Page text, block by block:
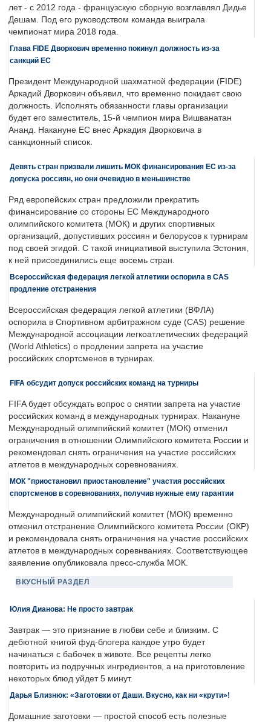
лет - с 2012 года - французскую сборную возглавлял Дидье
Дешам. Под его руководством команда выиграла
чемпионат мира 2018 года.
Глава FIDE Дворкович временно покинул должность из-за
санкций ЕС
Президент Международной шахматной федерации (FIDE)
Аркадий Дворкович объявил, что временно покидает свою
должность. Исполнять обязанности главы организации
будет его заместитель, 15-й чемпион мира Вишванатан
Ананд. Накануне ЕС внес Аркадия Дворковича в
санкционный список.
Девять стран призвали лишить МОК финансирования ЕС из-за
допуска россиян, но они очевидно в меньшинстве
Ряд европейских стран предложили прекратить
финансирование со стороны ЕС Международного
олимпийского комитета (МОК) и других спортивных
организаций, допустивших россиян и белорусов к турнирам
под своей эгидой. С такой инициативой выступила Эстония,
к ней присоединились еще восемь стран.
Всероссийская федерация легкой атлетики оспорила в CAS
продление отстранения
Всероссийская федерация легкой атлетики (ВФЛА)
оспорила в Спортивном арбитражном суде (CAS) решение
Международной ассоциации легкоатлетических федераций
(World Athletics) о продлении запрета на участие
российских спортсменов в турнирах.
FIFA обсудит допуск российских команд на турниры
FIFA будет обсуждать вопрос о снятии запрета на участие
российских команд в международных турнирах. Накануне
Международный олимпийский комитет (МОК) отменил
ограничения в отношении Олимпийского комитета России и
рекомендовал снять ограничения на участие российских
атлетов в международных соревнованиях.
МОК "приостановил приостановление" участия российских
спортсменов в соревнованиях, получив нужные ему гарантии
Международный олимпийский комитет (МОК) временно
отменил отстранение Олимпийского комитета России (ОКР)
и рекомендовала снять ограничения на участие российских
атлетов в международных соревнваниях. Соответствующее
заявление опубликовала пресс-служба МОК.
ВКУСНЫЙ РАЗДЕЛ
Юлия Дианова: Не просто завтрак
Завтрак — это признание в любви себе и близким. С
дебютной книгой фуд-блогера каждое утро будет
начинаться с бабочек в животе. Все рецепты легко
повторить из подручных ингредиентов, а на приготовление
некоторых блюд уйдет 5 минут.
Дарья Близнюк: «Заготовки от Даши. Вкусно, как ни «крути»!
Домашние заготовки — простой способ есть полезные